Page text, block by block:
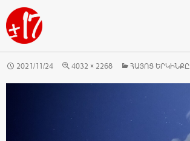
Որոնում
ԱՆՑՆԵԼ ԲՈՎԱՆԴԱԿՈՒԹՅԱՆԸ
2021/11/24 4032 × 2268 ՀԱՅՈՑ ԵՐԿԻՆՔԸ